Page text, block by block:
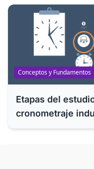
Conceptos y Fundamentos
Etapas del
cronometraje